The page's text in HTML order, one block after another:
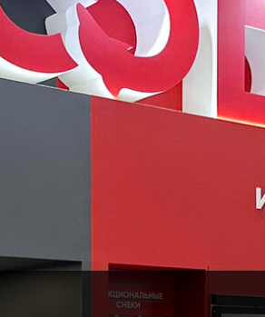
принимала участие в международной
выставке Seafood Expo Russia на
площадке Экспо Форума, Санкт-
Петербург.